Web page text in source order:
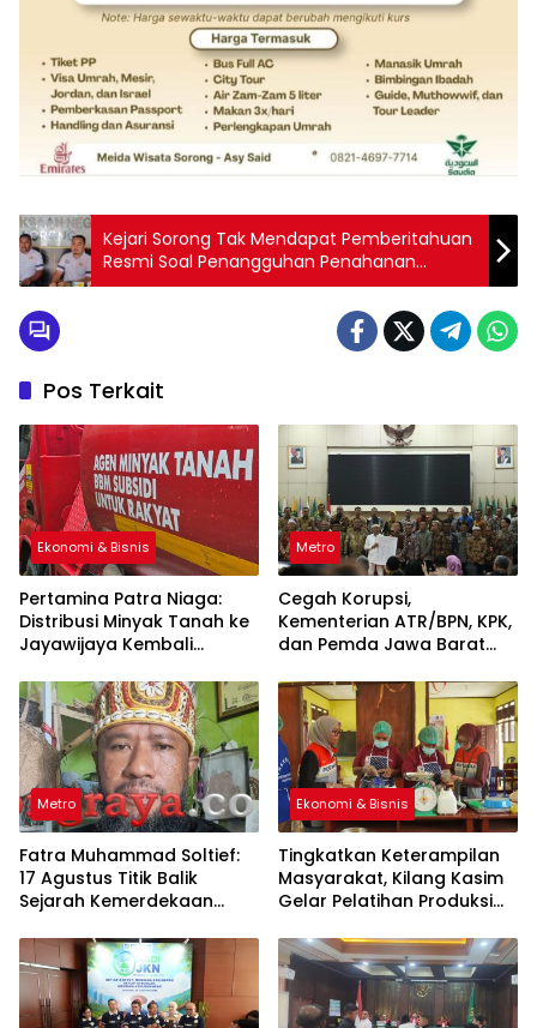
Kejari Sorong Tak Mendapat Pemberitahuan
Resmi Soal Penangguhan Penahanan
Selviana Wanma
Pos Terkait
Ekonomi & Bisnis
Pertamina Patra Niaga:
Distribusi Minyak Tanah ke
Jayawijaya Kembali
Metro
Cegah Korupsi,
Kementerian ATR/BPN, KPK,
dan Pemda Jawa Barat
Metro
Fatra Muhammad Soltief:
17 Agustus Titik Balik
Sejarah Kemerdekaan
Ekonomi & Bisnis
Tingkatkan Keterampilan
Masyarakat, Kilang Kasim
Gelar Pelatihan Produksi